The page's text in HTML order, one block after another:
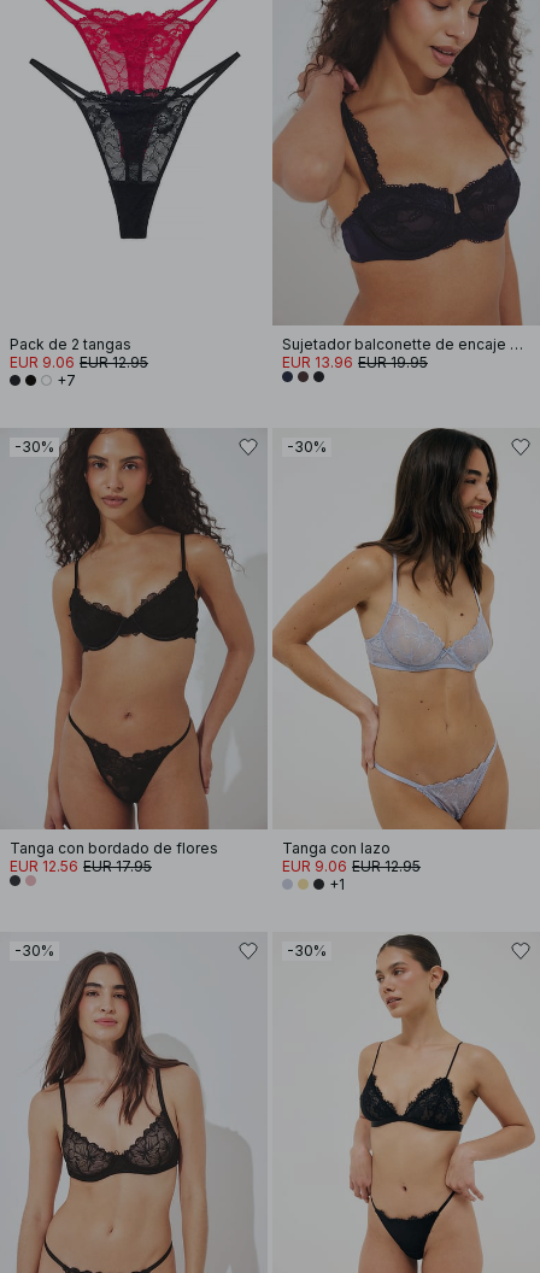
Pack de 2 tangas
EUR 9.06 EUR 12.95
+7
Sujetador balconette de encaje con tirantes anchos
EUR 13.96 EUR 19.95
-30%
Tanga con bordado de flores
EUR 12.56 EUR 17.95
-30%
Tanga con lazo
EUR 9.06 EUR 12.95
+1
-30% -30%